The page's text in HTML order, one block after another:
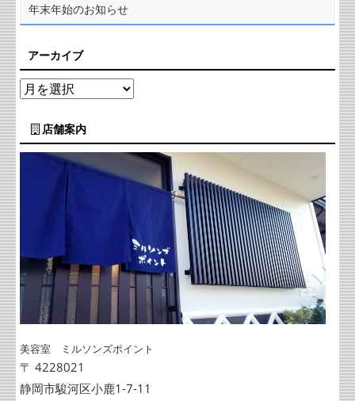
年末年始のお知らせ
アーカイブ
店舗案内
美容室 ミルソンズポイント
〒 4228021
静岡市駿河区小鹿1-7-11